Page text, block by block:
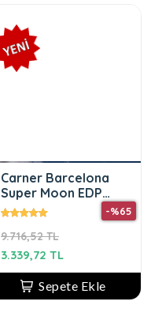
Carner Barcelona
Super Moon EDP
100 ML
9.716,52 TL
-%65
3.339,72 TL
Sepete Ekle